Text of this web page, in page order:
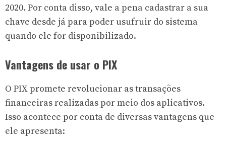
2020. Por conta disso, vale a pena cadastrar a sua
chave desde já para poder usufruir do sistema
quando ele for disponibilizado.
Vantagens de usar o PIX
O PIX promete revolucionar as transações
financeiras realizadas por meio dos aplicativos.
Isso acontece por conta de diversas vantagens que
ele apresenta: